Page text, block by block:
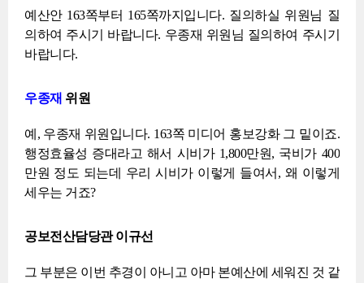
예산안 163쪽부터 165쪽까지입니다. 질의하실 위원님 질
의하여 주시기 바랍니다. 우종재 위원님 질의하여 주시기
바랍니다.
우종재 위원
예, 우종재 위원입니다. 163쪽 미디어 홍보강화 그 밑이죠.
행정효율성 증대라고 해서 시비가 1,800만원, 국비가 400
만원 정도 되는데 우리 시비가 이렇게 들여서, 왜 이렇게
세우는 거죠?
공보전산담당관 이규선
그 부분은 이번 추경이 아니고 아마 본예산에 세워진 것 같